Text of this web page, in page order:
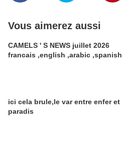
Vous aimerez aussi
CAMELS ' S NEWS juillet 2026
francais ,english ,arabic ,spanish
ici cela brule,le var entre enfer et
paradis